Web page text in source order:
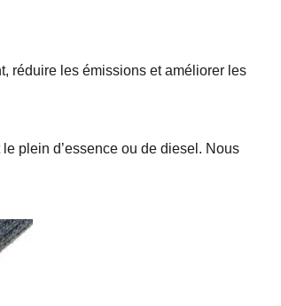
réduire les émissions et améliorer les
plein d’essence ou de diesel. Nous